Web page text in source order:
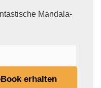
Mandala-
erhalten